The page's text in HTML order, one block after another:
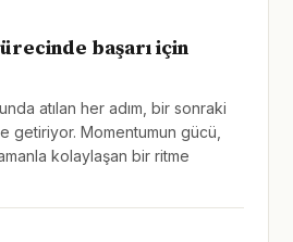
başarı için
atılan her adım, bir sonraki
getiriyor. Momentumun gücü,
kolaylaşan bir ritme